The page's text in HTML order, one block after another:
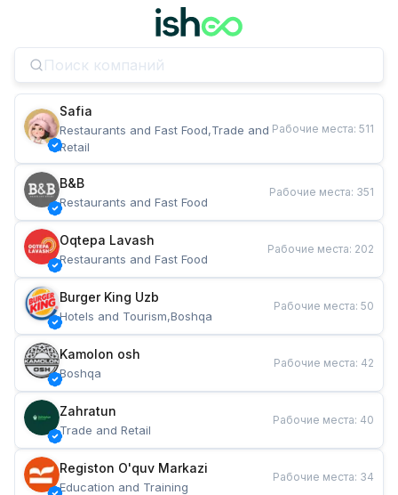
Safia
Restaurants and Fast Food,Trade and
Retail
Рабочие места: 511
B&B
Restaurants and Fast Food
Рабочие места: 351
Oqtepa Lavash
Restaurants and Fast Food
Рабочие места: 202
Burger King Uzb
Hotels and Tourism,Boshqa
Рабочие места: 50
Kamolon osh
Boshqa
Рабочие места: 42
Zahratun
Trade and Retail
Рабочие места: 40
Registon O'quv Markazi
Education and Training
Рабочие места: 34